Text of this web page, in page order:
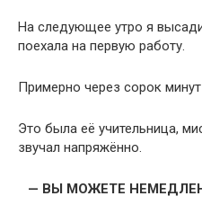
На следующее утро я
поехала на первую работу.
Примерно через сорок
Это была её учительница,
звучал напряжённо.
— ВЫ МОЖЕТЕ